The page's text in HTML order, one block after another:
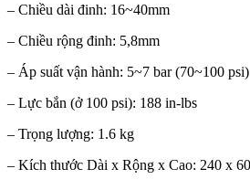
– Chiều dài đinh: 16~40mm
– Chiều rộng đinh: 5,8mm
– Áp suất vận hành: 5~7 bar (70~100 psi)
– Lực bắn (ở 100 psi): 188 in-lbs
– Trọng lượng: 1.6 kg
– Kích thước Dài x Rộng x Cao: 240 x